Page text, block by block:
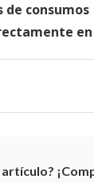
de consumos
artículo?